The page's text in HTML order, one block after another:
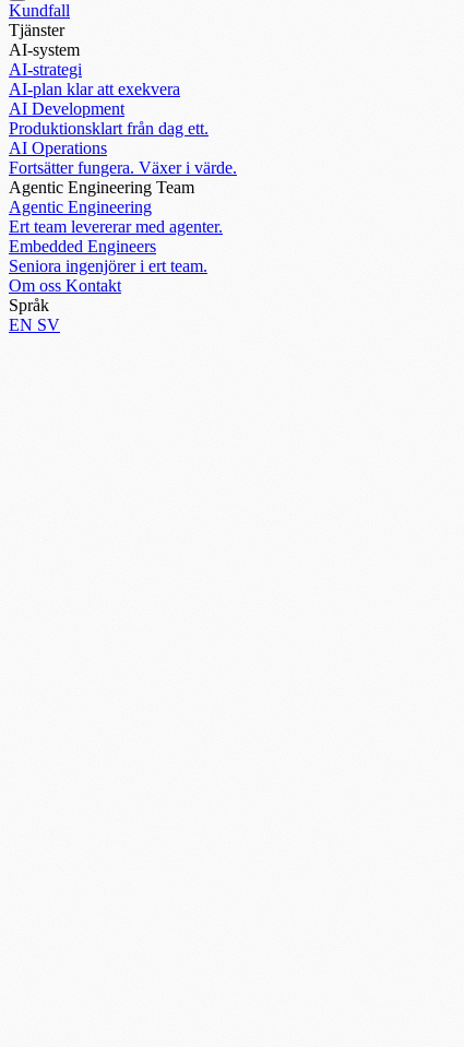
Kundfall
Tjänster
AI-system
AI-strategi
AI-plan klar att exekvera
AI Development
Produktionsklart från dag ett.
AI Operations
Fortsätter fungera. Växer i värde.
Agentic Engineering Team
Agentic Engineering
Ert team levererar med agenter.
Embedded Engineers
Seniora ingenjörer i ert team.
Om oss Kontakt
Språk
EN SV